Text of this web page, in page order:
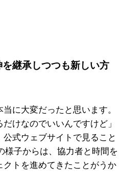
継承しつつも新しい方
に大変だったと思います。
けなのでいいんですけど」
式ウェブサイトで見ること
様子からは、協力者と時間を
トを進めてきたことがうか